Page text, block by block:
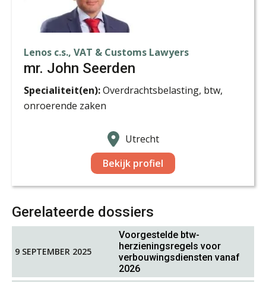
Lenos c.s., VAT & Customs Lawyers
mr. John Seerden
Specialiteit(en):Overdrachtsbelasting, btw,
onroerende zaken
Utrecht
Bekijk profiel
Gerelateerde dossiers
9 SEPTEMBER 2025
Voorgestelde btw-
herzieningsregels voor
verbouwingsdiensten vanaf
2026
drs. Pieter Visser RB
mr. Michiel van der Pol
mr. Reinder de Jong